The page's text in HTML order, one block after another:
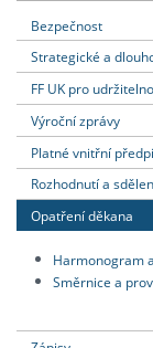
Bezpečnost
Strategické a
FF UK pro
Výroční zprávy
Platné vnitřní
Rozhodnutí a
Opatření děkana
Harmonogram
Směrnice a